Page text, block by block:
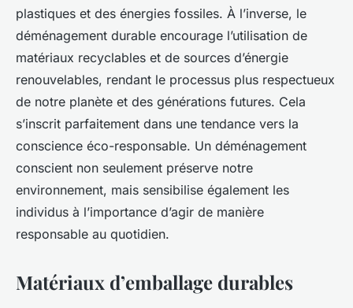
plastiques et des énergies fossiles. À l’inverse, le
déménagement durable encourage l’utilisation de
matériaux recyclables et de sources d’énergie
renouvelables, rendant le processus plus respectueux
de notre planète et des générations futures. Cela
s’inscrit parfaitement dans une tendance vers la
conscience éco-responsable. Un déménagement
conscient non seulement préserve notre
environnement, mais sensibilise également les
individus à l’importance d’agir de manière
responsable au quotidien.
Matériaux d’emballage durables